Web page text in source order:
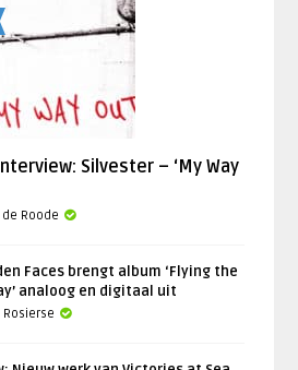
Silvester – ‘My Way
de Roode
Faces brengt album ‘Flying the
analoog en digitaal uit
Rosierse